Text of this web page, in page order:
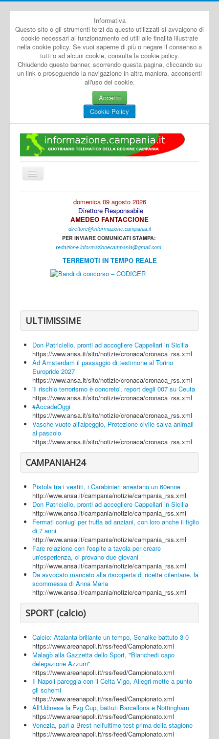
Informativa
Questo sito o gli strumenti terzi da questo utilizzati si avvalgono di
cookie necessari al funzionamento ed utili alle finalità illustrate
nella cookie policy. Se vuoi saperne di più o negare il consenso a
tutti o ad alcuni cookie, consulta la cookie policy.
Chiudendo questo banner, scorrendo questa pagina, cliccando su
un link o proseguendo la navigazione in altra maniera, acconsenti
all'uso dei cookie.
Accetto
Cookie Policy
Cambia
navigazione
Caserta
Napoli
Salerno
Login
domenica 09 agosto 2026
Direttore Responsabile
AMEDEO FANTACCIONE
direttore@informazione.campania.it
PER INVIARE COMUNICATI STAMPA:
redazione.informazionecampania@gmail.com
TERREMOTI IN TEMPO REALE
ULTIMISSIME
Don Patriciello, pronti ad accogliere Cappellari in Sicilia
https://www.ansa.it/sito/notizie/cronaca/cronaca_rss.xml
Ad Amsterdam il passaggio di testimone al Torino
Europride 2027
https://www.ansa.it/sito/notizie/cronaca/cronaca_rss.xml
'Il rischio terrorismo è concreto', report degli 007 su Ceuta
https://www.ansa.it/sito/notizie/cronaca/cronaca_rss.xml
#AccadeOggi
https://www.ansa.it/sito/notizie/cronaca/cronaca_rss.xml
Vasche vuote all'alpeggio, Protezione civile salva animali
al pascolo
https://www.ansa.it/sito/notizie/cronaca/cronaca_rss.xml
CAMPANIAH24
Pistola tra i vestiti, i Carabinieri arrestano un 60enne
http://www.ansa.it/campania/notizie/campania_rss.xml
Don Patriciello, pronti ad accogliere Cappellari in Sicilia
http://www.ansa.it/campania/notizie/campania_rss.xml
Fermati coniugi per truffa ad anziani, con loro anche il figlio
di 7 anni
http://www.ansa.it/campania/notizie/campania_rss.xml
Fare relazione con l'ospite a tavola per creare
un'esperienza, ci provano due giovani
http://www.ansa.it/campania/notizie/campania_rss.xml
Da avvocato mancato alla riscoperta di ricette cilentane, la
scommessa di Anna Maria
http://www.ansa.it/campania/notizie/campania_rss.xml
SPORT (calcio)
Calcio: Atalanta brillante un tempo, Schalke battuto 3-0
https://www.areanapoli.it/rss/feed/Campionato.xml
Malagò alla Gazzetta dello Sport, "Bianchedi capo
delegazione Azzurri"
https://www.areanapoli.it/rss/feed/Campionato.xml
Il Napoli pareggia con il Celta Vigo, Allegri mette a punto
gli schemi
https://www.areanapoli.it/rss/feed/Campionato.xml
All'Udinese la Fvg Cup, battuti Barcellona e Nottingham
https://www.areanapoli.it/rss/feed/Campionato.xml
Venezia, pari a Brest nell'ultimo test prima della stagione
https://www.areanapoli.it/rss/feed/Campionato.xml